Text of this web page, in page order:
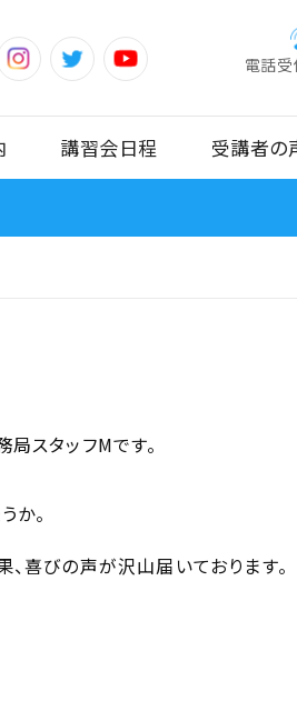
電話
講習会日程 受講者の
スタッフMです。
か。
喜びの声が沢山届いております。